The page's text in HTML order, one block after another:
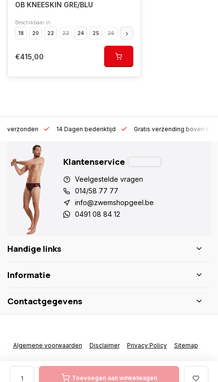
Toevoegen aan winkelwagen
OB KNEESKIN GRE/BLU
Beschikbaar in
18
20 22 23 24 25 26 28
€415,00
h verzonden 14 Dagen bedenktijd Gratis verzending boven
Klantenservice
Veelgestelde vragen
014/58 77 77
info@zwemshopgeel.be
0491 08 84 12
Handige links
Informatie
Contactgegevens
Algemene voorwaarden Disclaimer Privacy Policy Sitemap